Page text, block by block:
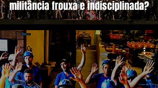
militância frouxa e indisciplinada?